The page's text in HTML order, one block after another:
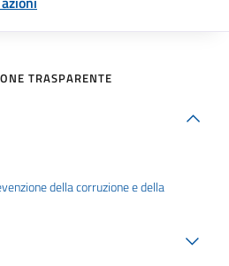
TRASPARENTE
della corruzione e della